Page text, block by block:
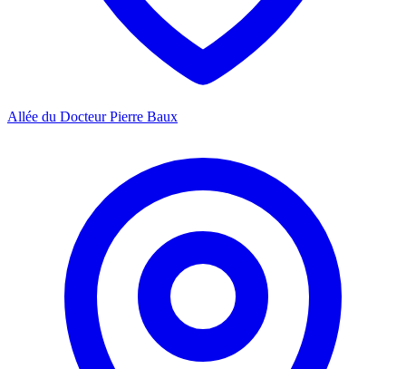
Allée du Docteur Pierre Baux